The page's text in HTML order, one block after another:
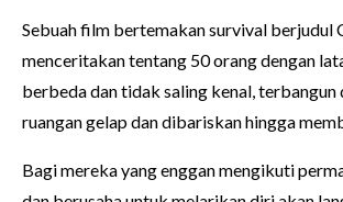
Sebuah film bertemakan survival berjudul
menceritakan tentang 50 orang dengan
berbeda dan tidak saling kenal, terbangun
ruangan gelap dan dibariskan hingga
Bagi mereka yang enggan mengikuti